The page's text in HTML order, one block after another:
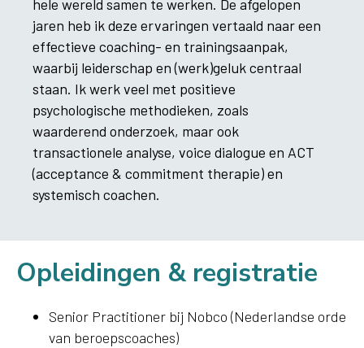
hele wereld samen te werken. De afgelopen
jaren heb ik deze ervaringen vertaald naar een
effectieve coaching- en trainingsaanpak,
waarbij leiderschap en (werk)geluk centraal
staan. Ik werk veel met positieve
psychologische methodieken, zoals
waarderend onderzoek, maar ook
transactionele analyse, voice dialogue en ACT
(acceptance & commitment therapie) en
systemisch coachen.
Opleidingen & registratie
Senior Practitioner bij Nobco (Nederlandse orde
van beroepscoaches)